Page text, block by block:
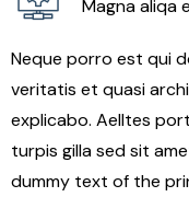
Magna aliqa
Neque porro est qui
veritatis et quasi
explicabo. Aelltes
turpis gilla sed sit
dummy text of the